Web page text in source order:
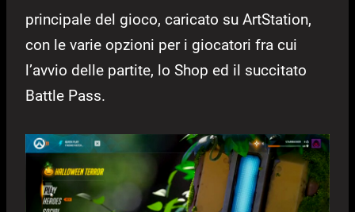
principale del gioco, caricato su ArtStation,
con le varie opzioni per i giocatori fra cui
l’avvio delle partite, lo Shop ed il succitato
Battle Pass.